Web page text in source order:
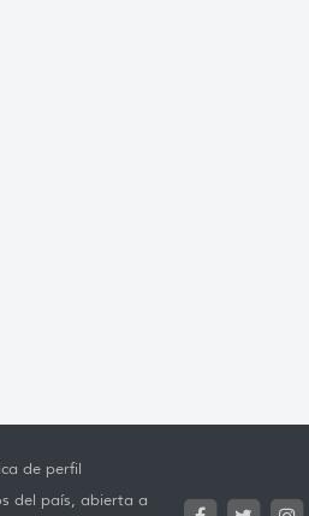
de perfil
del país, abierta a